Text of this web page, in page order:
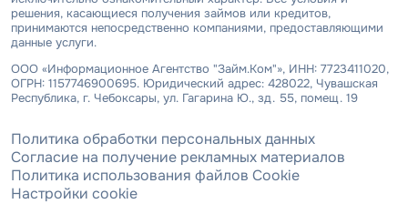
решения, касающиеся получения займов или кредитов,
принимаются непосредственно компаниями, предоставляющими
данные услуги.
ООО «Информационное Агентство "Займ.Ком"», ИНН: 7723411020,
ОГРН: 1157746900695. Юридический адрес: 428022, Чувашская
Республика, г. Чебоксары, ул. Гагарина Ю., зд. 55, помещ. 19
Политика обработки персональных данных
Согласие на получение рекламных материалов
Политика использования файлов Cookie
Настройки cookie